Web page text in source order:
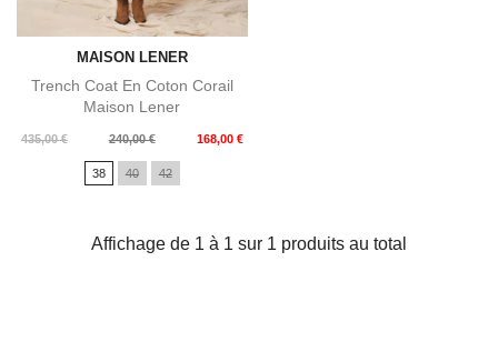
MAISON LENER
Trench Coat En Coton Corail
Maison Lener
435,00 €
Prix
240,00 € 168,00 €
Prix
38 40 42
Affichage de 1 à 1 sur 1 produits au total